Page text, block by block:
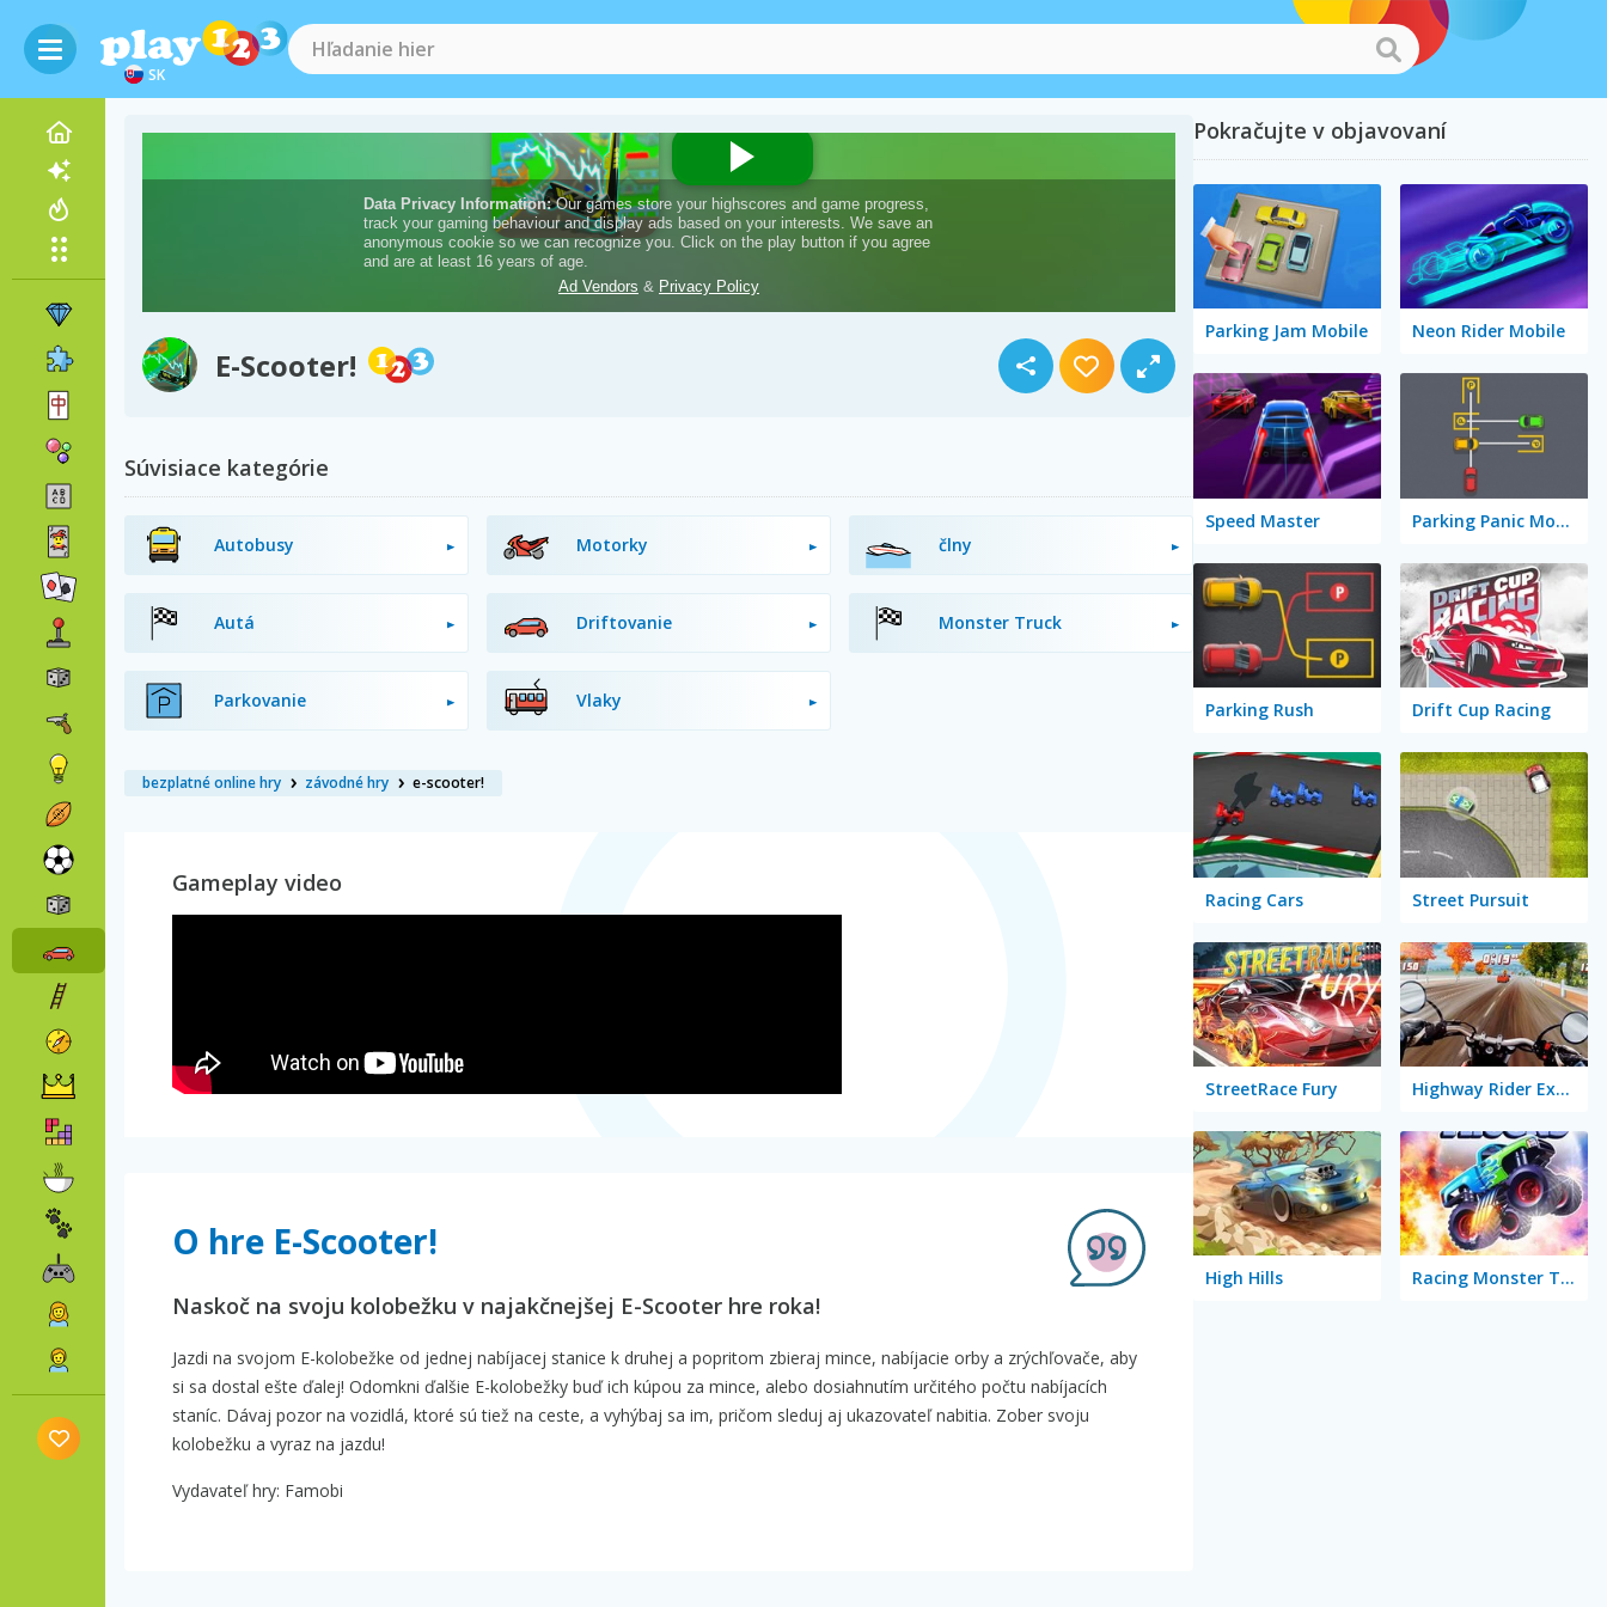
SK
E-Scooter!
Súvisiace kategórie
Autobusy Motorky člny
Autá Driftovanie Monster Truck
Parkovanie Vlaky
bezplatné online hry závodné hry e-scooter!
Gameplay video
O hre E-Scooter!
Naskoč na svoju kolobežku v najakčnejšej E-Scooter hre roka!
Jazdi na svojom E-kolobežke od jednej nabíjacej stanice k druhej a popritom zbieraj mince, nabíjacie orby a zrýchľovače, aby
si sa dostal ešte ďalej! Odomkni ďalšie E-kolobežky buď ich kúpou za mince, alebo dosiahnutím určitého počtu nabíjacích
staníc. Dávaj pozor na vozidlá, ktoré sú tiež na ceste, a vyhýbaj sa im, pričom sleduj aj ukazovateľ nabitia. Zober svoju
kolobežku a vyraz na jazdu!
Vydavateľ hry: Famobi
Pokračujte v objavovaní
Parking Jam Mobile Neon Rider Mobile
Speed Master Parking Panic Mobile
Parking Rush Drift Cup Racing
Racing Cars Street Pursuit
StreetRace Fury Highway Rider Extreme
High Hills Racing Monster Trucks